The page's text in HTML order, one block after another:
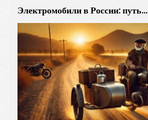
Электромобили в России: путь…